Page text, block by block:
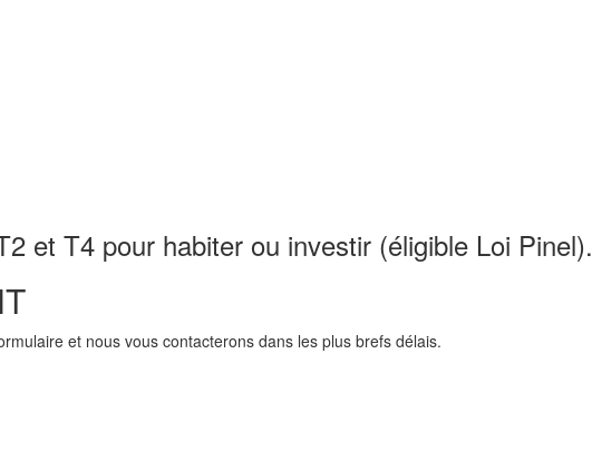
et T4 pour habiter ou investir (éligible Loi Pinel).
et nous vous contacterons dans les plus brefs délais.